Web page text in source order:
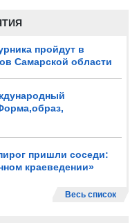
пройдут в
Самарской области
пришли соседи:
краеведении»
Весь список